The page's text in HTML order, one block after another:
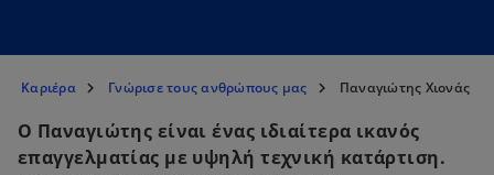
Καριέρα Γνώρισε τους ανθρώπους μας Παναγιώτης Χιονάς
Ο Παναγιώτης είναι ένας ιδιαίτερα ικανός
επαγγελματίας με υψηλή τεχνική κατάρτιση.